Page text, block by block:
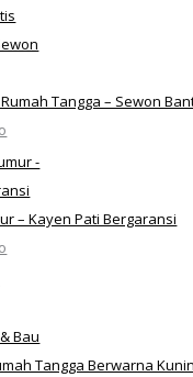
Tangga – Sewon
– Kayen Pati Bergaransi
Tangga Berwarna